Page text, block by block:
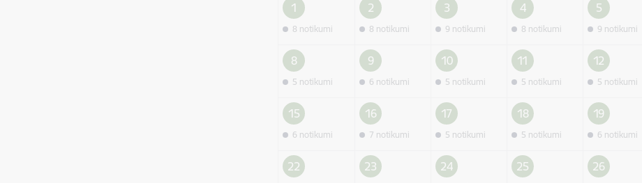
1
8 notikumi
2
8 notikumi
3
9 notikumi
4
8 notikumi
5
9 notikumi
8
5 notikumi
9
6 notikumi
10
5 notikumi
11
5 notikumi
12
5 notikumi
15
6 notikumi
16
7 notikumi
17
5 notikumi
18
5 notikumi
19
6 notikumi
22 23 24 25 26